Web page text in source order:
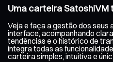
Uma carteira SatoshiVM
Veja e faça a gestão dos seus
interface, acompanhando
tendências e o histórico de
integra todas as
carteira simples, intuitiva e